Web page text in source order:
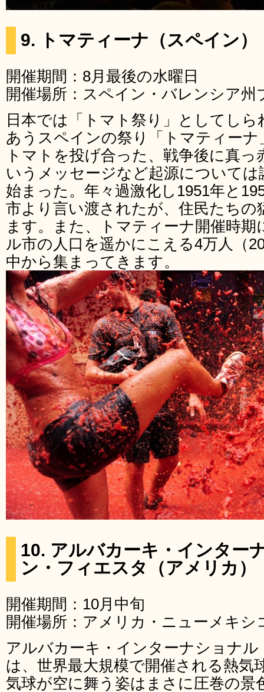
9. トマティーナ（スペイン）
開催期間：8月最後の水曜日
開催場所：スペイン・バレンシア州
日本では「トマト祭り」としてし
あうスペインの祭り「トマティーナ
トマトを投げ合った、戦争後に真
いうメッセージなど起源については
始まった。年々過激化し1951年と
市より言い渡されたが、住民たちの
ます。また、トマティーナ開催時
ル市の人口を遥かにこえる4万人（
中から集まってきます。
10. アルバカーキ・インター
ン・フィエスタ（アメリカ）
開催期間：10月中旬
開催場所：アメリカ・ニューメキシ
アルバカーキ・インターナショナ
は、世界最大規模で開催される熱気
気球が空に舞う姿はまさに圧巻の景